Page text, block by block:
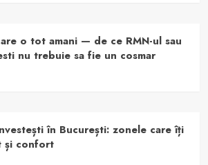
o tot amani — de ce RMN-ul sau
nu trebuie sa fie un cosmar
în București: zonele care îți
și confort